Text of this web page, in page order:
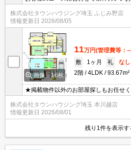
情報数No.1のタウンハウジングまで是
株式会社タウンハウジング埼玉 ふじみ野店
情報更新日 2026/08/05
画像：16枚
11万円(管理費等：
敷
1ヶ月 礼
なし
2階
4LDK 93.67m²
★掲載物件以外のお部屋探しもお任せ
探しはタウンハウジング本川越店へ★
株式会社タウンハウジング埼玉 本川越店
情報更新日 2026/08/01
残り1件を表示す